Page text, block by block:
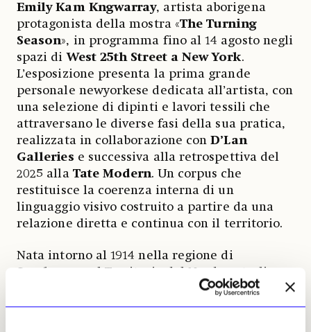
Emily Kam Kngwarray, artista aborigena
protagonista della mostra «The Turning
Season», in programma fino al 14 agosto negli
spazi diWest 25th Street a New York.
L’esposizione presenta la prima grande
personale newyorkese dedicata all’artista, con
una selezione di dipinti e lavori tessili che
attraversano le diverse fasi della sua pratica,
realizzata in collaborazione conD’Lan
Galleries e successiva alla retrospettiva del
2025 alla Tate Modern. Un corpus che
restituisce la coerenza interna di un
linguaggio visivo costruito a partire da una
relazione diretta e continua con il territorio.
Nata intorno al 1914 nella regione di
Sandover
, nel Territorio del Nord australiano,
Kngwarray appartiene al popoloAnmatyerr
ed è stata custode del paese diAlhalker. La